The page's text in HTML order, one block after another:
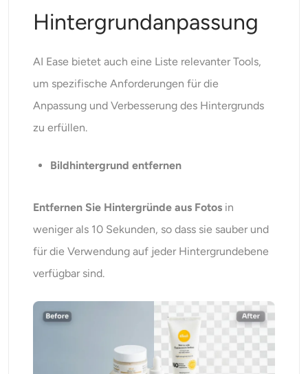
Hintergrundanpassung
AI Ease bietet auch eine Liste relevanter Tools,
um spezifische Anforderungen für die
Anpassung und Verbesserung des Hintergrunds
zu erfüllen.
Bildhintergrund entfernen
Entfernen Sie Hintergründe aus Fotos in
weniger als 10 Sekunden, so dass sie sauber und
für die Verwendung auf jeder Hintergrundebene
verfügbar sind.